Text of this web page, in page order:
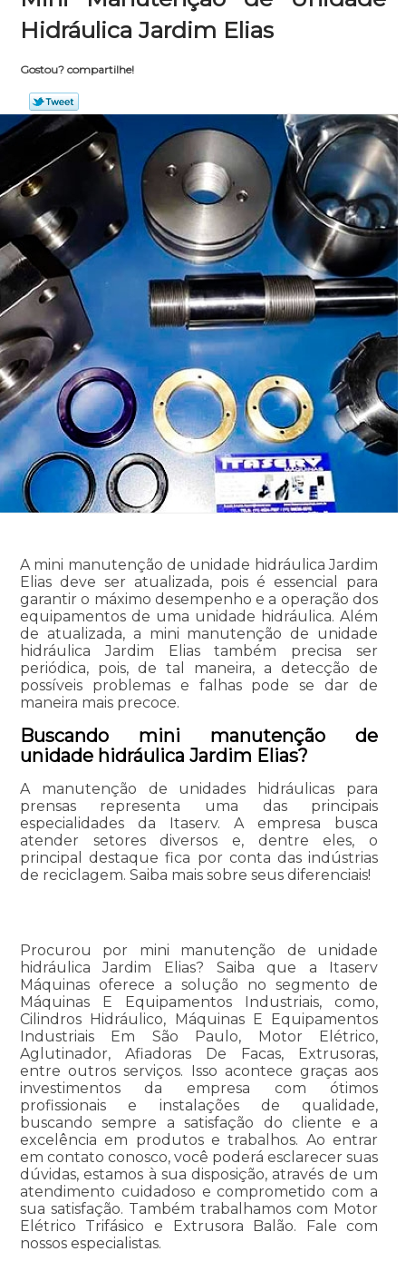
Hidráulica Jardim Elias
Gostou? compartilhe!
A mini manutenção de unidade hidráulica Jardim
Elias deve ser atualizada, pois é essencial para
garantir o máximo desempenho e a operação dos
equipamentos de uma unidade hidráulica. Além
de atualizada, a mini manutenção de unidade
hidráulica Jardim Elias também precisa ser
periódica, pois, de tal maneira, a detecção de
possíveis problemas e falhas pode se dar de
maneira mais precoce.
Buscando mini manutenção de
unidade hidráulica Jardim Elias?
A manutenção de unidades hidráulicas para
prensas representa uma das principais
especialidades da Itaserv. A empresa busca
atender setores diversos e, dentre eles, o
principal destaque fica por conta das indústrias
de reciclagem. Saiba mais sobre seus diferenciais!
Procurou por mini manutenção de unidade
hidráulica Jardim Elias? Saiba que a Itaserv
Máquinas oferece a solução no segmento de
Máquinas E Equipamentos Industriais, como,
Cilindros Hidráulico, Máquinas E Equipamentos
Industriais Em São Paulo, Motor Elétrico,
Aglutinador, Afiadoras De Facas, Extrusoras,
entre outros serviços. Isso acontece graças aos
investimentos da empresa com ótimos
profissionais e instalações de qualidade,
buscando sempre a satisfação do cliente e a
excelência em produtos e trabalhos. Ao entrar
em contato conosco, você poderá esclarecer suas
dúvidas, estamos à sua disposição, através de um
atendimento cuidadoso e comprometido com a
sua satisfação. Também trabalhamos com Motor
Elétrico Trifásico e Extrusora Balão. Fale com
nossos especialistas.